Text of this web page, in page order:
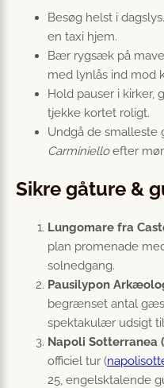
Besøg helst i
en taxi hjem.
Bær rygsæk på
med lynlås ind mod
Hold pauser i kirker,
tjekke kortet roligt.
Undgå de smalleste
Carminielloefter
Sikre gåture &
Lungomare fra
plan promenade
solnedgang.
Pausilypon
begrænset antal
spektakulær udsigt
Napoli Sotterranea
officiel tur (
25, engelsktalende